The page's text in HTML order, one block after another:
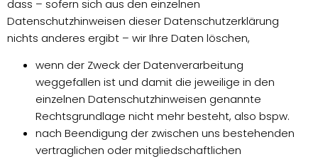
dass – sofern sich aus den einzelnen
Datenschutzhinweisen dieser Datenschutzerklärung
nichts anderes ergibt – wir Ihre Daten löschen,
wenn der Zweck der Datenverarbeitung
weggefallen ist und damit die jeweilige in den
einzelnen Datenschutzhinweisen genannte
Rechtsgrundlage nicht mehr besteht, also bspw.
nach Beendigung der zwischen uns bestehenden
vertraglichen oder mitgliedschaftlichen